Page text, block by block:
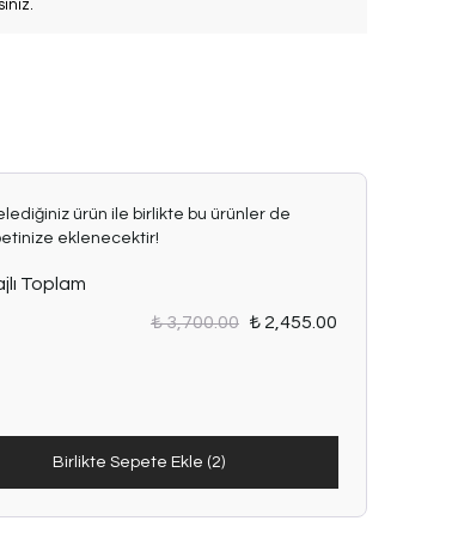
ürün ile birlikte bu ürünler de
eklenecektir!
Toplam
₺ 3,700.00 ₺ 2,455.00
Birlikte Sepete Ekle (2)